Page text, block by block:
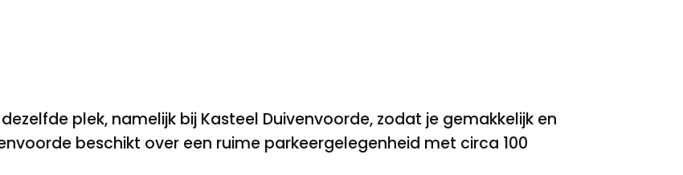
plek, namelijk bij Kasteel Duivenvoorde, zodat je gemakkelijk en
beschikt over een ruime parkeergelegenheid met circa 100